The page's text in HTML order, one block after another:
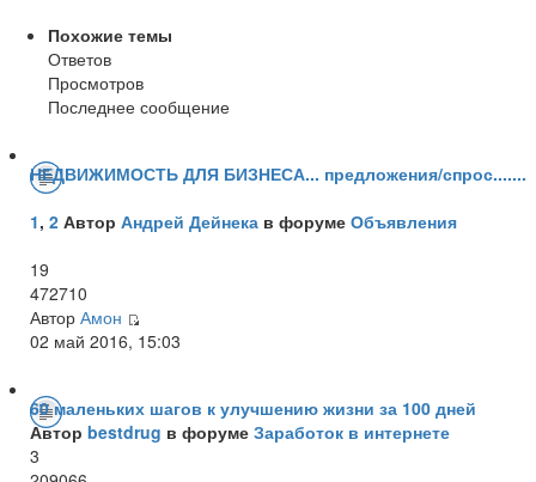
Похожие темы
Ответов
Просмотров
Последнее сообщение
НЕДВИЖИМОСТЬ ДЛЯ БИЗНЕСА... предложения/спрос.......
1, 2 Автор Андрей Дейнека в форуме Объявления
19
472710
Автор Амон
02 май 2016, 15:03
60 маленьких шагов к улучшению жизни за 100 дней
Автор bestdrug в форуме Заработок в интернете
3